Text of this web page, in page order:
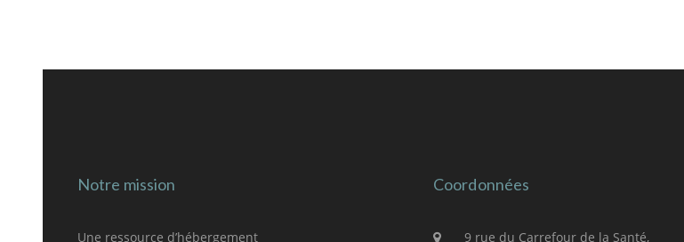
Notre mission
Une ressource d’hébergement
Coordonnées
9 rue du Carrefour de la Santé,